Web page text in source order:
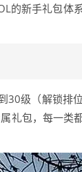
的新手礼包体
30级（解锁排
礼包，每一类